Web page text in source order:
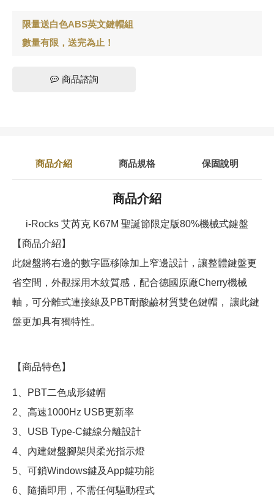
限量送白色ABS英文鍵帽組
數量有限，送完為止！
商品諮詢
商品介紹 商品規格 保固說明
商品介紹
i-Rocks 艾芮克 K67M 聖誕節限定版80%機械式鍵盤
【商品介紹】
此鍵盤將右邊的數字區移除加上窄邊設計，讓整體鍵盤更
省空間，外觀採用木紋質感，配合德國原廠Cherry機械
軸，可分離式連接線及PBT耐酸鹼材質雙色鍵帽， 讓此鍵
盤更加具有獨特性。
【商品特色】
1、PBT二色成形鍵帽
2、高速1000Hz USB更新率
3、USB Type-C鍵線分離設計
4、內建鍵盤腳架與柔光指示燈
5、可鎖Windows鍵及App鍵功能
6、隨插即用，不需任何驅動程式